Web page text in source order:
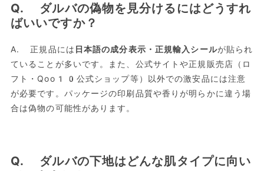
Q. ダルバの偽物を見分けるにはどうすれ
ばいいですか？
A. 正規品には 日本語の成分表示・正規輸入シールが貼られ
ていることが多いです。また、公式サイトや正規販売店（ロ
フト・Qoo10公式ショップ等）以外での激安品には注意
が必要です。パッケージの印刷品質や香りが明らかに違う場
合は偽物の可能性があります。
Q. ダルバの下地はどんな肌タイプに向い